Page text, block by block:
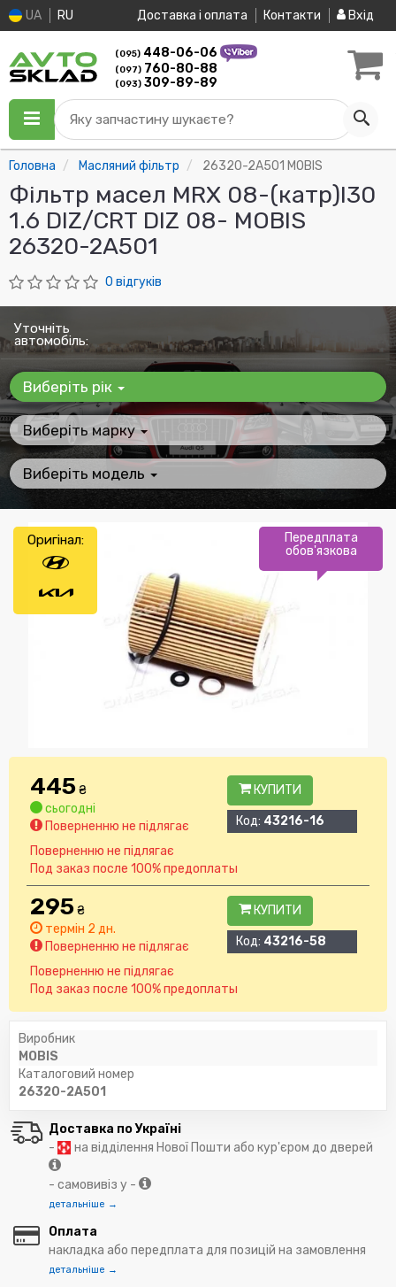
UA RU Доставка і оплата Контакти Вхід
(095) 448-06-06
(097) 760-80-88
(093) 309-89-89
Яку запчастину шукаєте?
Головна Масляний фільтр 26320-2A501 MOBIS
Фільтр масел MRX 08-(катр)I30
1.6 DIZ/CRT DIZ 08- MOBIS
26320-2A501
0 відгуків
Уточніть
автомобіль:
Виберіть рік
Виберіть марку
Виберіть модель
Передплата
обов'язкова
Оригінал:
445₴
сьогодні
Поверненню не підлягає
КУПИТИ
Код: 43216-16
Поверненню не підлягає
Под заказ после 100% предоплаты
295₴
термін 2 дн.
Поверненню не підлягає
КУПИТИ
Код: 43216-58
Поверненню не підлягає
Под заказ после 100% предоплаты
Виробник
MOBIS
Каталоговий номер
26320-2A501
Доставка по Україні
-
на відділення Нової Пошти або кур'єром до дверей
- самовивіз у -
детальніше →
Оплата
накладка або передплата для позицій на замовлення
детальніше →